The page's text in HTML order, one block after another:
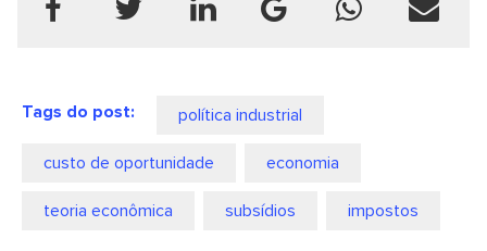
Tags do post: política industrial
custo de oportunidade economia
teoria econômica subsídios impostos